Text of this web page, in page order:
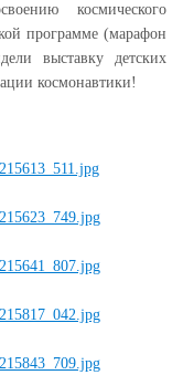
космического
программе (марафон
выставку детских
космонавтики!